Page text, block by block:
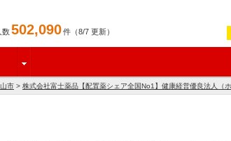
数502,090件（8/7 更新）
市 > 株式会社富士薬品【配置薬シェア全国No1】健康経営優良法人（